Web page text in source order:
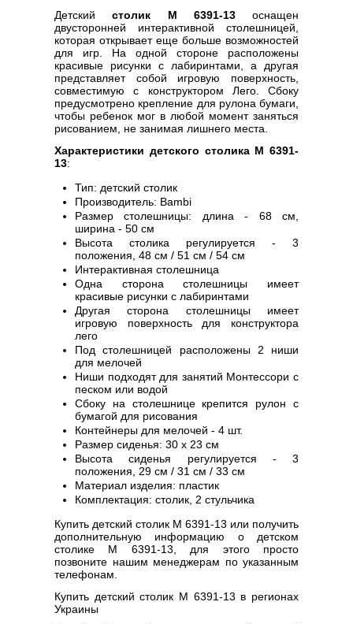
Детскийстолик M 6391-13оснащен
двусторонней интерактивной столешницей,
которая открывает еще больше возможностей
для игр. На одной стороне расположены
красивые рисунки с лабиринтами, а другая
представляет собой игровую поверхность,
совместимую с конструктором Лего. Сбоку
предусмотрено крепление для рулона бумаги,
чтобы ребенок мог в любой момент заняться
рисованием, не занимая лишнего места.
Характеристики детского столика M 6391-
13:
Тип: детский столик
Производитель: Bambi
Размер столешницы: длина - 68 см,
ширина - 50 см
Высота столика регулируется - 3
положения, 48 см / 51 см / 54 см
Интерактивная столешница
Одна сторона столешницы имеет
красивые рисунки с лабиринтами
Другая сторона столешницы имеет
игровую поверхность для конструктора
лего
Под столешницей расположены 2 ниши
для мелочей
Ниши подходят для занятий Монтессори с
песком или водой
Сбоку на столешнице крепится рулон с
бумагой для рисования
Контейнеры для мелочей - 4 шт.
Размер сиденья: 30 х 23 см
Высота сиденья регулируется - 3
положения, 29 см / 31 см / 33 см
Материал изделия: пластик
Комплектация: столик, 2 стульчика
Купить детский столик M 6391-13 или получить
дополнительную информацию о детском
столике M 6391-13, для этого просто
позвоните нашим менеджерам по указанным
телефонам.
Купить детский столик M 6391-13 в регионах
Украины